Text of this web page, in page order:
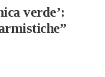
verde’: